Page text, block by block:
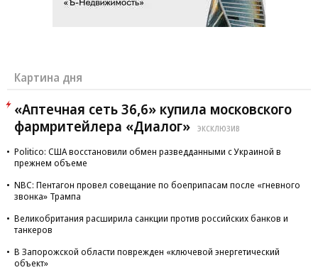
Картина дня
«Аптечная сеть 36,6» купила московского
фармритейлера «Диалог»
ЭКСКЛЮЗИВ
Politico: США восстановили обмен разведданными с Украиной в
прежнем объеме
NBC: Пентагон провел совещание по боеприпасам после «гневного
звонка» Трампа
Великобритания расширила санкции против российских банков и
танкеров
В Запорожской области поврежден «ключевой энергетический
объект»